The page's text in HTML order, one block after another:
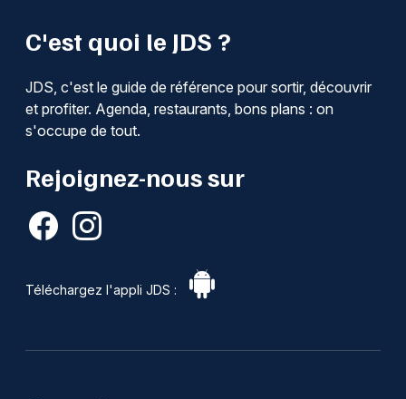
C'est quoi le JDS ?
JDS, c'est le guide de référence pour sortir, découvrir
et profiter. Agenda, restaurants, bons plans : on
s'occupe de tout.
Rejoignez-nous sur
Téléchargez l'appli JDS :